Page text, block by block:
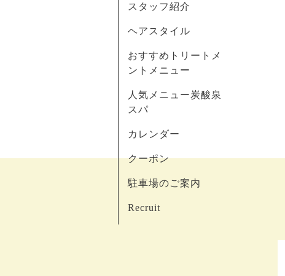
スタッフ紹介
ヘアスタイル
おすすめトリートメ
ントメニュー
人気メニュー炭酸泉
スパ
カレンダー
クーポン
駐車場のご案内
Recruit